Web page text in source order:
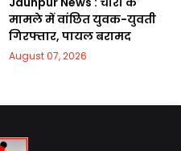
मामले में वांछित युवक-युवती
गिरफ्तार, पायल बरामद
August 07, 2026